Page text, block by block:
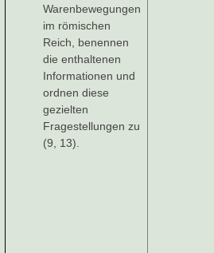
Warenbewegungen
im römischen
Reich, benennen
die enthaltenen
Informationen und
ordnen diese
gezielten
Fragestellungen zu
(9, 13).